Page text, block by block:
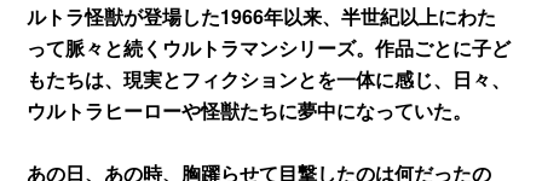
ルトラ怪獣が登場した1966年以来、半世紀以上にわた
って脈々と続くウルトラマンシリーズ。作品ごとに子ど
もたちは、現実とフィクションとを一体に感じ、日々、
ウルトラヒーローや怪獣たちに夢中になっていた。
あの日、あの時、胸躍らせて目撃したのは何だったの